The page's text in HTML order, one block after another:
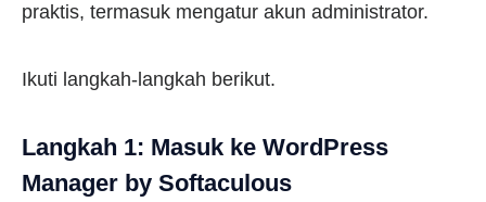
praktis, termasuk mengatur akun administrator.
Ikuti langkah-langkah berikut.
Langkah 1: Masuk ke WordPress
Manager by Softaculous